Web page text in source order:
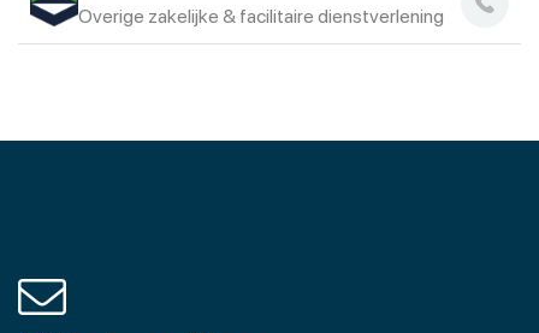
Overige zakelijke & facilitaire dienstverlening